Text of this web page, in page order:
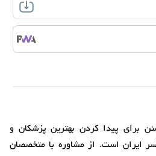
برای پیدا کردن بهترین پزشکان و
ایران است. از مشاوره با متخصصان